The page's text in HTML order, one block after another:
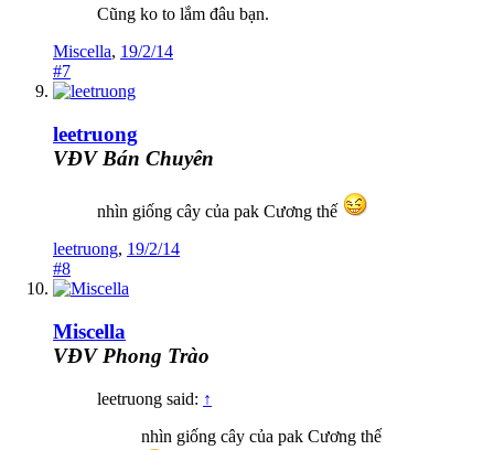
Cũng ko to lắm đâu bạn.
Miscella, 19/2/14
#7
leetruong
VĐV Bán Chuyên
nhìn giống cây của pak Cương thế
leetruong, 19/2/14
#8
Miscella
VĐV Phong Trào
leetruong said: ↑
nhìn giống cây của pak Cương thế